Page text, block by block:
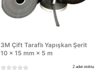
3M Çift Taraflı Yapışkan Şerit
10 × 15 mm × 5 m
2 adet stokta